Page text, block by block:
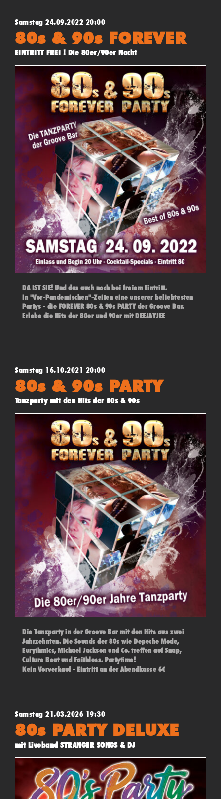
Samstag 24.09.2022 20:00
80s & 90s FOREVER
EINTRITT FREI ! Die 80er/90er Nacht
DA IST SIE! Und das auch noch bei freiem Eintritt.
In "Vor-Pandemischen"-Zeiten eine unserer beliebtesten
Partys - die FOREVER 80s & 90s PARTY der Groove Bar.
Erlebe die Hits der 80er und 90er mit DEEJAYJEE
Samstag 16.10.2021 20:00
80s & 90s PARTY
Tanzparty mit den Hits der 80s & 90s
Die Tanzparty in der Groove Bar mit den Hits aus zwei
Jahrzehnten. Die Sounds der 80s wie Depeche Mode,
Eurythmics, Michael Jackson und Co. treffen auf Snap,
Culture Beat und Faithless. Partytime!
Kein Vorverkauf - Eintritt an der Abendkasse 6€
Samstag 21.03.2026 19:30
80s PARTY DELUXE
mit Liveband STRANGER SONGS & DJ